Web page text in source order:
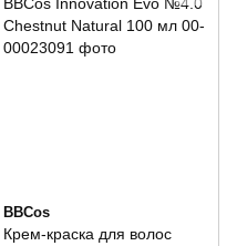
BBCos
Крем-краска для волос